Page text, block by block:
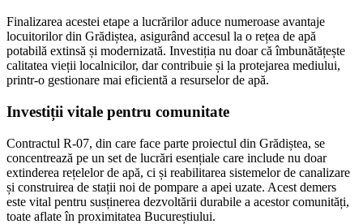
Finalizarea acestei etape a lucrărilor aduce numeroase avantaje
locuitorilor din Grădiștea, asigurând accesul la o rețea de apă
potabilă extinsă și modernizată. Investiția nu doar că îmbunătățește
calitatea vieții localnicilor, dar contribuie și la protejarea mediului,
printr-o gestionare mai eficientă a resurselor de apă.
Investiții vitale pentru comunitate
Contractul R-07, din care face parte proiectul din Grădiștea, se
concentrează pe un set de lucrări esențiale care include nu doar
extinderea rețelelor de apă, ci și reabilitarea sistemelor de canalizare
și construirea de stații noi de pompare a apei uzate. Acest demers
este vital pentru susținerea dezvoltării durabile a acestor comunități,
toate aflate în proximitatea Bucureștiului.